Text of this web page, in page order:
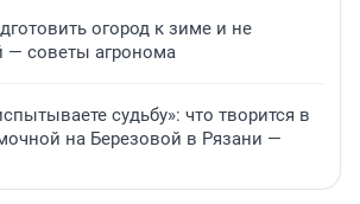
огород к зиме и не
— советы агронома
судьбу»: что творится в
на Березовой в Рязани —